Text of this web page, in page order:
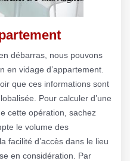
débarras, nous pouvons
en vidage d’appartement.
que ces informations sont
Pour calculer d’une
cette opération, sachez
le volume des
facilité d’accès dans le lieu
en considération. Par